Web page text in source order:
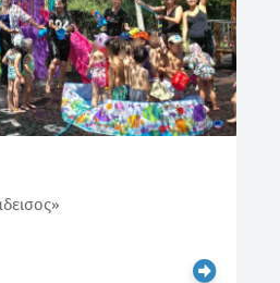
γερμανικών για τους